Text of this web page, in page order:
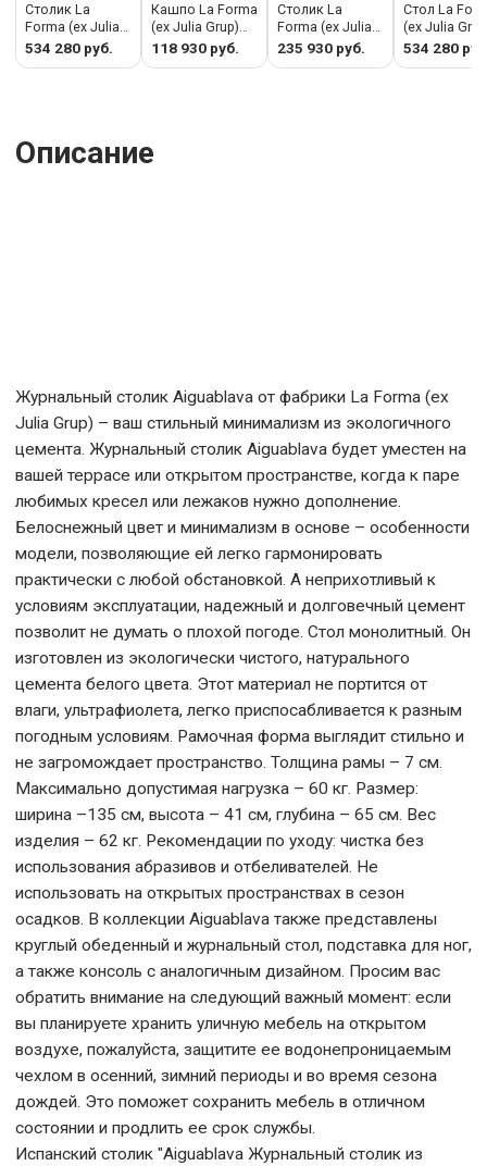
Столик La
Forma (ех Julia
Grup) Aiguablava
Журнальный
251192
534 280 руб.
Кашпо La Forma
(ех Julia Grup)
Aiguablava
Кашпо из
118 930 руб.
Столик La
Forma (ех Julia
Grup) Aiguablava
235 930 руб.
Стол La
(ех Julia
Aiguablava
Круглый
534 280
Описание
Журнальный столик Aiguablava от фабрики La Forma (ex
Julia Grup) – ваш стильный минимализм из экологичного
цемента. Журнальный столик Aiguablava будет уместен на
вашей террасе или открытом пространстве, когда к паре
любимых кресел или лежаков нужно дополнение.
Белоснежный цвет и минимализм в основе – особенности
модели, позволяющие ей легко гармонировать
практически с любой обстановкой. А неприхотливый к
условиям эксплуатации, надежный и долговечный цемент
позволит не думать о плохой погоде. Стол монолитный. Он
изготовлен из экологически чистого, натурального
цемента белого цвета. Этот материал не портится от
влаги, ультрафиолета, легко приспосабливается к разным
погодным условиям. Рамочная форма выглядит стильно и
не загромождает пространство. Толщина рамы – 7 см.
Максимально допустимая нагрузка – 60 кг. Размер:
ширина –135 см, высота – 41 см, глубина – 65 см. Вес
изделия – 62 кг. Рекомендации по уходу: чистка без
использования абразивов и отбеливателей. Не
использовать на открытых пространствах в сезон
осадков. В коллекции Aiguablava также представлены
круглый обеденный и журнальный стол, подставка для ног,
а также консоль с аналогичным дизайном. Просим вас
обратить внимание на следующий важный момент: если
вы планируете хранить уличную мебель на открытом
воздухе, пожалуйста, защитите ее водонепроницаемым
чехлом в осенний, зимний периоды и во время сезона
дождей. Это поможет сохранить мебель в отличном
состоянии и продлить ее срок службы.
Испанский столик "Aiguablava Журнальный столик из